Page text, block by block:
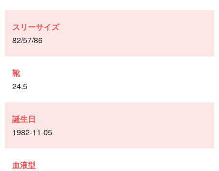
スリーサイズ
82/57/86
靴
24.5
誕生日
1982-11-05
血液型